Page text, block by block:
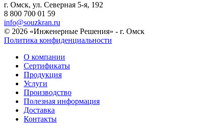
г. Омск, ул. Северная 5-я, 192
8 800 700 01 59
info@souzkran.ru
© 2026 «Инженерные Решения» - г. Омск
Политика конфиденциальности
О компании
Сертификаты
Продукция
Услуги
Производство
Полезная информация
Доставка
Контакты